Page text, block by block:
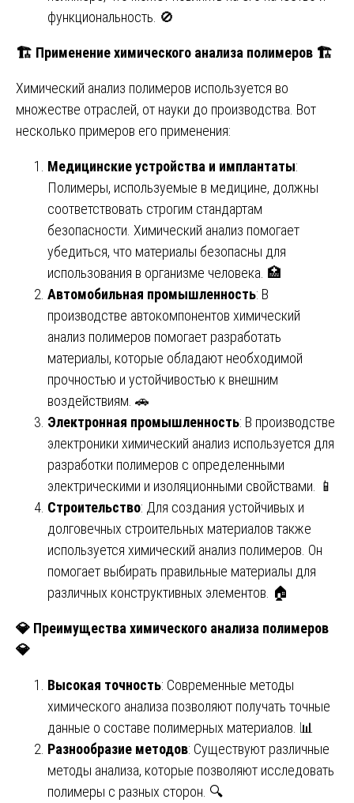
функциональность. 🚫
🏗 ️ Применение химического анализа полимеров 🏗
Химический анализ полимеров используется во
множестве отраслей, от науки до производства. Вот
несколько примеров его применения:
Медицинские устройства и имплантаты:
Полимеры, используемые в медицине, должны
соответствовать строгим стандартам
безопасности. Химический анализ помогает
убедиться, что материалы безопасны для
использования в организме человека. 🏥
Автомобильная промышленность: В
производстве автокомпонентов химический
анализ полимеров помогает разработать
материалы, которые обладают необходимой
прочностью и устойчивостью к внешним
воздействиям. 🚗
Электронная промышленность: В производстве
электроники химический анализ используется для
разработки полимеров с определенными
электрическими и изоляционными свойствами. 📱
Строительство: Для создания устойчивых и
долговечных строительных материалов также
используется химический анализ полимеров. Он
помогает выбирать правильные материалы для
различных конструктивных элементов. 🏠
💎 Преимущества химического анализа полимеров
💎
Высокая точность: Современные методы
химического анализа позволяют получать точные
данные о составе полимерных материалов. 📊
Разнообразие методов: Существуют различные
методы анализа, которые позволяют исследовать
полимеры с разных сторон. 🔍